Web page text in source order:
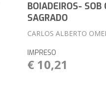
BOIADEIROS- SOB
SAGRADO
CARLOS ALBERTO
IMPRESO
€ 10,21